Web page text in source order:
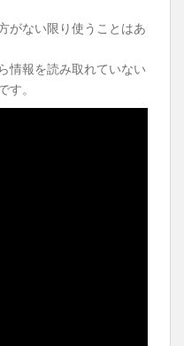
がない限り使うことはあ
情報を読み取れていない
。